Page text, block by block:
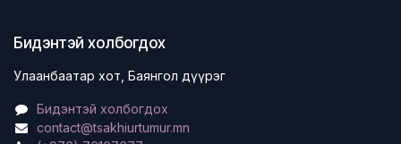
Бидэнтэй холбогдох
Улаанбаатар хот, Баянгол дүүрэг
Бидэнтэй холбогдох
contact@tsakhiurtumur.mn